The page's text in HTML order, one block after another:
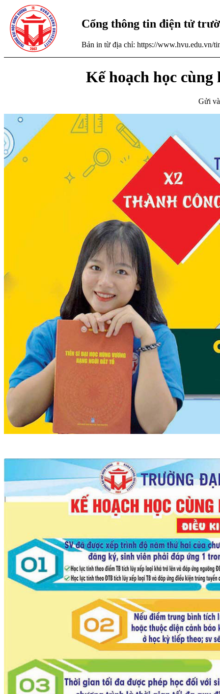
Cổng thông tin điện tử
Bản in từ địa chỉ: https://www.hvu.edu.vn/
Kế hoạch học
Gửi